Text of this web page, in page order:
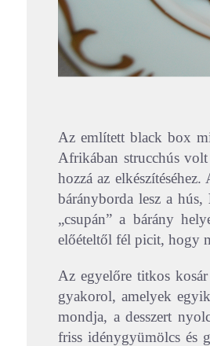
Az említett black box
Afrikában strucchús
hozzá az
bárányborda lesz a hús,
„csupán” a bárány
előételtől fél picit, hogy
Az egyelőre titkos
gyakorol, amelyek
mondja, a desszert
friss idénygyümölcs és